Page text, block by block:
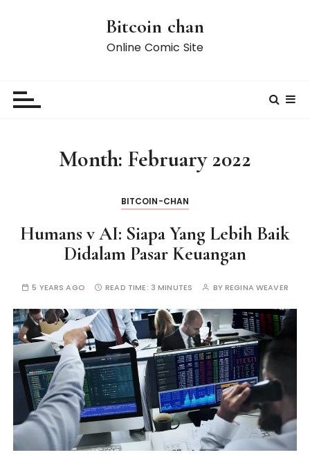
Bitcoin chan
Online Comic Site
Month: February 2022
BITCOIN-CHAN
Humans v AI: Siapa Yang Lebih Baik
Didalam Pasar Keuangan
5 YEARS AGO READ TIME: 3 MINUTES BYREGINA WEAVER